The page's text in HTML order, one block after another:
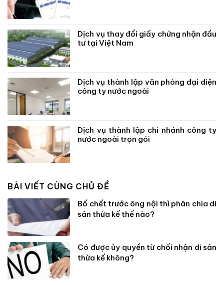
Dịch vụ thay đổi giấy chứng nhận đầu
tư tại Việt Nam
Dịch vụ thành lập văn phòng đại diện
công ty nước ngoài
Dịch vụ thành lập chi nhánh công ty
nước ngoài trọn gói
BÀI VIẾT CÙNG CHỦ ĐỀ
Bố chết trước ông nội thì phân chia di
sản thừa kế thế nào?
Có được ủy quyền từ chối nhận di sản
thừa kế không?